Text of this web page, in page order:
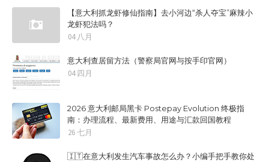
【意大利抓龙虾修仙指南】去小河边“杀人夺宝”麻辣小
龙虾犯法吗？
04 八月
意大利查居留方法（警察局官网与按手印官网）
04 四月
2026 意大利邮局黑卡 Postepay Evolution 终极指
南：办理流程、最新费用、用途与汇款回国教程
26 七月
🇮🇹在意大利发生汽车事故怎么办？小编手把手教你处